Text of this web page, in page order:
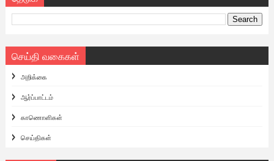
செய்தி வகைகள்
அறிக்கை
ஆர்ப்பாட்டம்
காணொளிகள்
செய்திகள்